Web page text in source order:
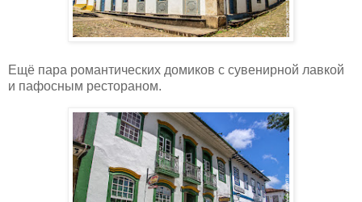
Ещё пара романтических домиков с сувенирной лавкой
и пафосным рестораном.